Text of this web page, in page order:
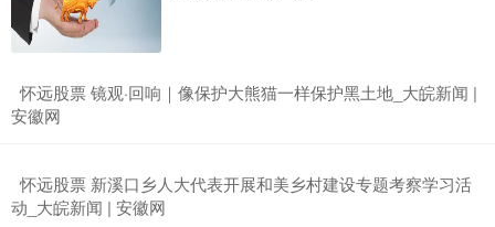
​怀远股票 镜观·回响｜像保护大熊猫一样保护黑土地_大皖新闻 |
安徽网
​怀远股票 新溪口乡人大代表开展和美乡村建设专题考察学习活
动_大皖新闻 | 安徽网